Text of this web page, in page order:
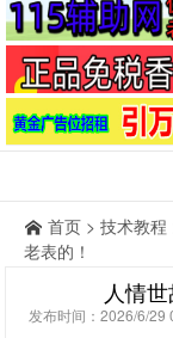
首页 > 技术教程
老表的！
人情
发布时间：2026/6/